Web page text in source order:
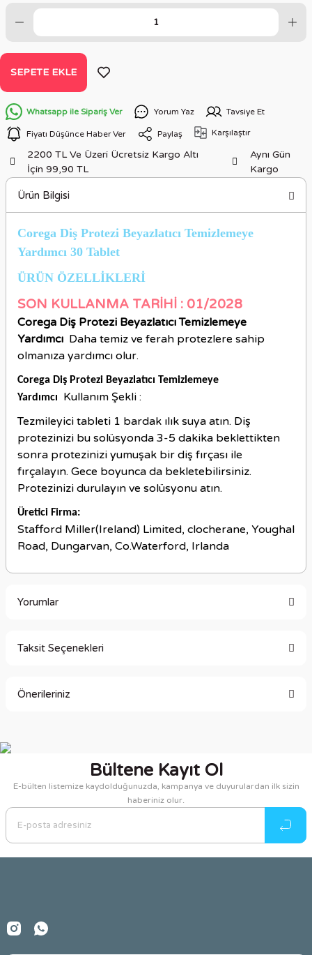
SEPETE EKLE
Whatsapp ile Sipariş Ver Yorum Yaz Tavsiye Et
Fiyatı Düşünce Haber Ver Paylaş Karşılaştır
2200 TL Ve Üzeri Ücretsiz Kargo Altı
İçin 99,90 TL
Aynı Gün
Kargo
Ürün Bilgisi
Corega Diş Protezi Beyazlatıcı Temizlemeye
Yardımcı 30 Tablet
ÜRÜN ÖZELLİKLERİ
SON KULLANMA TARİHİ : 01/2028
Corega Diş Protezi Beyazlatıcı Temizlemeye
Yardımcı Daha temiz ve ferah protezlere sahip
olmanıza yardımcı olur.
Corega Diş Protezi Beyazlatıcı Temizlemeye
Yardımcı Kullanım Şekli :
Tezmileyici tableti 1 bardak ılık suya atın. Diş
protezinizi bu solüsyonda 3-5 dakika beklettikten
sonra protezinizi yumuşak bir diş fırçası ile
fırçalayın. Gece boyunca da bekletebilirsiniz.
Protezinizi durulayın ve solüsyonu atın.
Üretici Firma:
Stafford Miller(Ireland) Limited, clocherane, Youghal
Road, Dungarvan, Co.Waterford, Irlanda
Yorumlar
Taksit Seçenekleri
Önerileriniz
Görüş ve önerileriniz için teşekkür ederiz.
Ürün resmi kalitesiz, bozuk veya görüntülenemiyor.
Ürün açıklamasında eksik bilgiler bulunuyor.
Ürün bilgilerinde hatalar bulunuyor.
Bültene Kayıt Ol
E-bülten listemize kaydolduğunuzda, kampanya ve duyurulardan ilk sizin
haberiniz olur.